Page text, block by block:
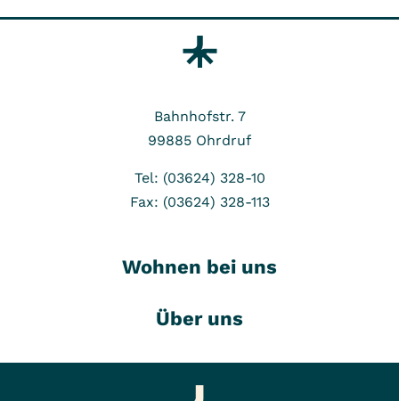
Bahnhofstr. 7
99885 Ohrdruf
Tel: (03624) 328-10
Fax: (03624) 328-113
Wohnen bei uns
Über uns